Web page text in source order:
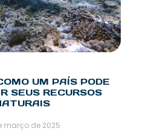
UM PAÍS PODE
SEUS RECURSOS
março de 2025